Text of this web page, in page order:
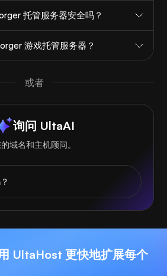
托管服务器安全吗？
游戏托管服务器？
或者
询问 UltaAI
域名和主机顾问。
UltaHost 更快地扩展每个